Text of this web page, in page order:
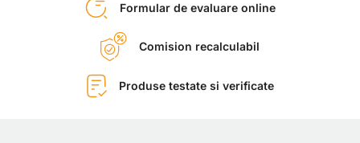
Formular de evaluare online
Comision recalculabil
Produse testate si verificate